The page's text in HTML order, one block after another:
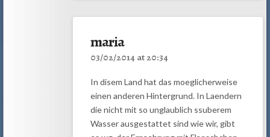
maria
03/02/2014 at 20:34
In disem Land hat das moeglicherweise
einen anderen Hintergrund. In Laendern
die nicht mit so unglaublich ssuberem
Wasser ausgestattet sind wie wir, gibt